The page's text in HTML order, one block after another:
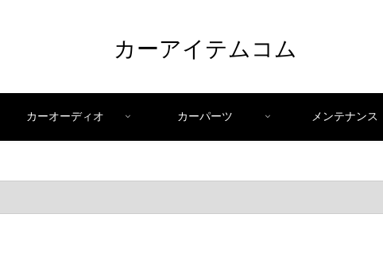
カーアイテムコム
カーオーディオ カーパーツ メンテナンス